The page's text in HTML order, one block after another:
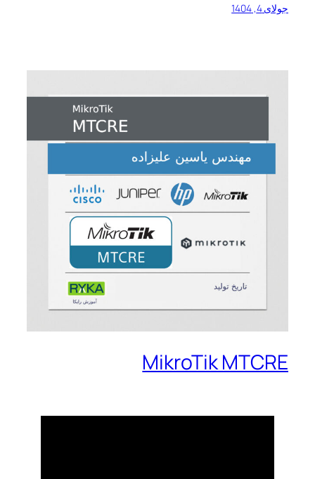
جولای 4, 1404
MikroTik MTCRE